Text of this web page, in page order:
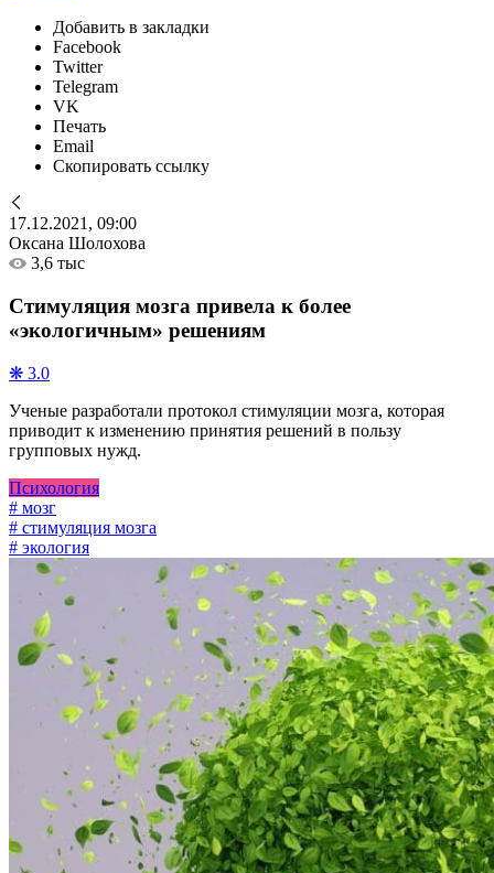
Добавить в закладки
Facebook
Twitter
Telegram
VK
Печать
Email
Скопировать ссылку
17.12.2021, 09:00
Оксана Шолохова
3,6 тыс
Стимуляция мозга привела к более
«экологичным» решениям
❋ 3.0
Ученые разработали протокол стимуляции мозга, которая
приводит к изменению принятия решений в пользу
групповых нужд.
Психология
# мозг
# стимуляция мозга
# экология